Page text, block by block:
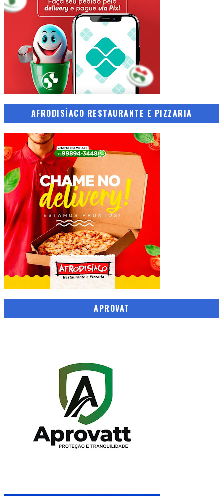
AFRODISÍACO RESTAURANTE E PIZZARIA
APROVAT